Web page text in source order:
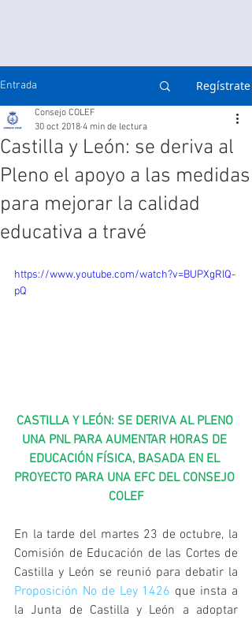
Entrada Regístrate
Castilla y León: se deriva al
Pleno el apoyo a las medidas
para mejorar la calidad
educativa a travé
Consejo COLEF
30 oct 2018 4 min de lectura
https://www.youtube.com/watch?v=BUPXgRIQ-
pQ
CASTILLA Y LEÓN: SE DERIVA AL PLENO
UNA PNL PARA AUMENTAR HORAS DE
EDUCACIÓN FÍSICA, BASADA EN EL
PROYECTO PARA UNA EFC DEL CONSEJO
COLEF
En la tarde del martes 23 de octubre, la
Comisión de Educación de las Cortes de
Proposición No de Ley 1426 que insta a
la Junta de Castilla y León a adoptar